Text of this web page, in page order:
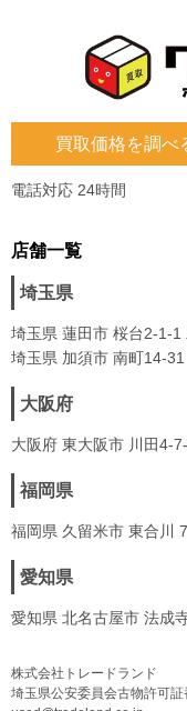
買取価格を調べ
電話対応 24時間
店舗一覧
埼玉県
埼玉県 蓮田市 桜台2-1-1
埼玉県 加須市 南町14-31
大阪府
大阪府 東大阪市 川田4-
福岡県
福岡県 久留米市 東合川
愛知県
愛知県 北名古屋市 法成
株式会社トレードランド
埼玉県公安委員会古物許可